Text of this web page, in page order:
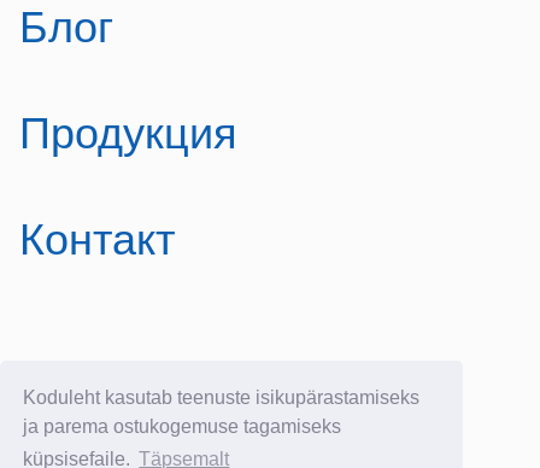
Koduleht kasutab teenuste isikupärastamiseks
ja parema ostukogemuse tagamiseks
küpsisefaile. Täpsemalt
Блог
Продукция
Контакт
E-postituvi: info@yllatavkreeta.ee